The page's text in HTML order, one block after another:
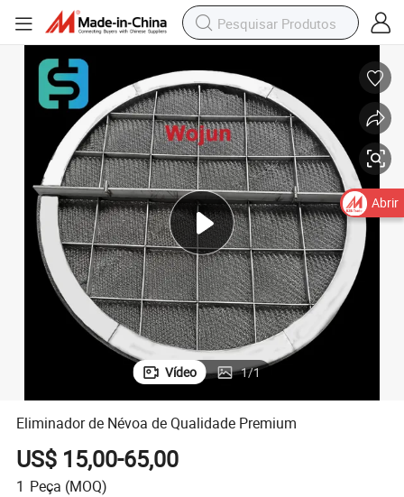
Vídeo 1/1
Eliminador de Névoa de Qualidade Premium
US$ 15,00-65,00
1 Peça (MOQ)
Abrir